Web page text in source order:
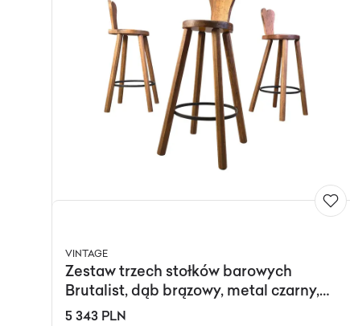
VINTAGE
Zestaw trzech stołków barowych
Brutalist, dąb brązowy, metal czarny,
Belgia, lata 60.
5 343 PLN